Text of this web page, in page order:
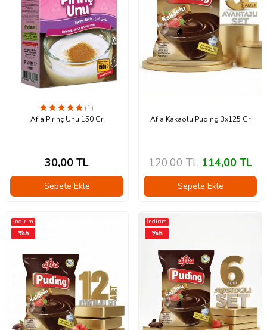
(1)
Afia Pirinç Unu 150 Gr
30,00 TL
Sepete Ekle
Afia Kakaolu Puding 3x125 Gr
120,00TL 114,00 TL
Sepete Ekle
İndirim
%5
İndirim
%5